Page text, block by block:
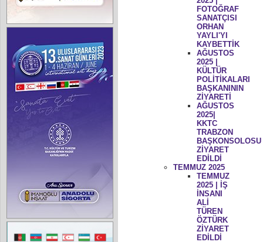
FOTOĞRAF
SANATÇISI
ORHAN
YAYLI'YI
KAYBETTİK
AĞUSTOS
2025 |
KÜLTÜR
POLİTİKALARI
BAŞKANININ
ZİYARETİ
AĞUSTOS
2025|
KKTC
TRABZON
BAŞKONSOLOSU
ZİYARET
EDİLDİ
TEMMUZ 2025
TEMMUZ
2025 | İŞ
İNSANI
ALİ
TÜREN
ÖZTÜRK
ZİYARET
EDİLDİ